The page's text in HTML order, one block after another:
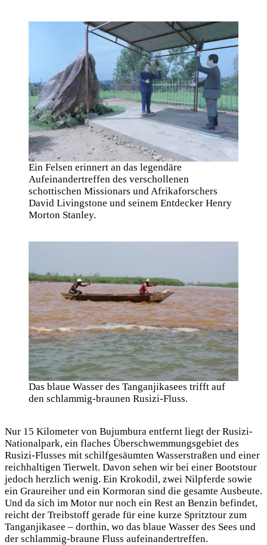
Ein Felsen erinnert an das legendäre
Aufeinandertreffen des verschollenen
schottischen Missionars und Afrikaforschers
David Livingstone und seinem Entdecker Henry
Morton Stanley.
Das blaue Wasser des Tanganjikasees trifft auf
den schlammig-braunen Rusizi-Fluss.
Nur 15 Kilometer von Bujumbura entfernt liegt der Rusizi-
Nationalpark, ein flaches Überschwemmungsgebiet des
Rusizi-Flusses mit schilfgesäumten Wasserstraßen und einer
reichhaltigen Tierwelt. Davon sehen wir bei einer Bootstour
jedoch herzlich wenig. Ein Krokodil, zwei Nilpferde sowie
ein Graureiher und ein Kormoran sind die gesamte Ausbeute.
Und da sich im Motor nur noch ein Rest an Benzin befindet,
reicht der Treibstoff gerade für eine kurze Spritztour zum
Tanganjikasee – dorthin, wo das blaue Wasser des Sees und
der schlammig-braune Fluss aufeinandertreffen.